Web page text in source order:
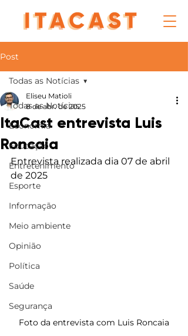
Post
Todas as Notícias
Economia
Educação
Entretenimento
Esporte
Informação
Meio ambiente
Opinião
Política
Saúde
Segurança
Todas as Notícias
ItaCast entrevista Luis
Roncaia
Eliseu Matioli
8 de abr. de 2025
Entrevista realizada dia 07 de abril
de 2025
Foto da entrevista com Luis Roncaia